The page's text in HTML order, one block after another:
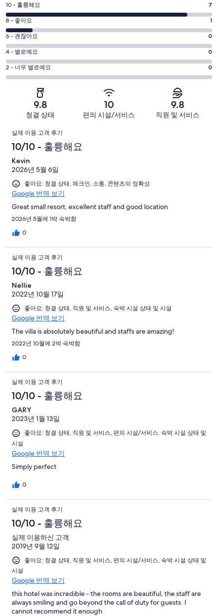
평
점
10
-
훌
륭
해
요.
후
기
10 - 훌륭해요 7
평
점
8
-
좋
아
후
중
개
8 - 좋아요 1
평
점
6
-
괜
개
이
후
기
중
개
6 - 괜찮아요 0
평
점
4
개
이
용
후
기
개
4 - 별로예요 0
평
점
별
로
요.
개
이
용
후
중
0
개
2 - 너무 별로예요 0
9.8
청결 상태
10
편의 시설/서비스
9.8
직원 및 서비스
이
용
후
기
실제 이용 고객 후기
10/10 - 훌륭해요
Kevin
2026년 5월 6일
좋아요: 청결 상태, 체크인, 소통, 콘텐츠의 정확성
Google 번역 보기
Great small resort, excellent staff and good location
2026년 5월에 1박 숙박함
0
실제 이용 고객 후기
10/10 - 훌륭해요
Nellie
2022년 10월 17일
좋아요: 청결 상태, 직원 및 서비스, 숙박 시설 상태 및 시설
Google 번역 보기
The villa is absolutely beautiful and staffs are amazing!
2022년 10월에 2박 숙박함
0
실제 이용 고객 후기
10/10 - 훌륭해요
GARY
2023년 1월 13일
좋아요: 청결 상태, 직원 및 서비스, 편의 시설/서비스, 숙박 시설 상태 및
시설
Google 번역 보기
Simply perfect
0
실제 이용 고객 후기
10/10 - 훌륭해요
실제 이용하신 고객
2019년 9월 12일
좋아요: 청결 상태, 직원 및 서비스, 편의 시설/서비스, 숙박 시설 상태 및
시설
Google 번역 보기
this hotel was incredible - the rooms are beautiful, the staff are
always smiling and go beyond the call of duty for guests. I
cannot recommend it enough